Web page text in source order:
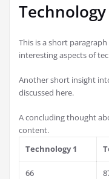
This is a short
interesting aspects of
Another short insight
discussed here.
A concluding thought
content.
Technology 1
66